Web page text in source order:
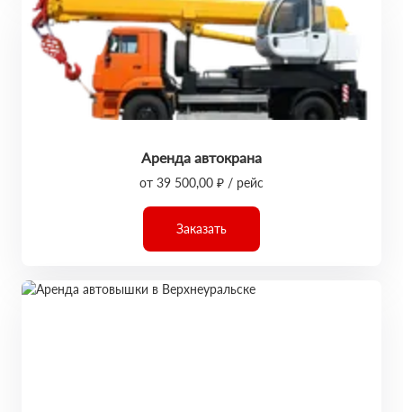
Аренда автокрана
от 39 500,00 ₽ / рейс
Заказать